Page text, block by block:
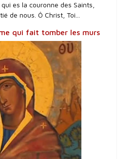
es la couronne des Saints,
de nous. Ô Christ, Toi...
qui fait tomber les murs